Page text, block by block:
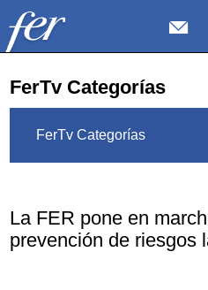
FerTv Categorías
FerTv Categorías
La FER pone en
prevención de riesgos